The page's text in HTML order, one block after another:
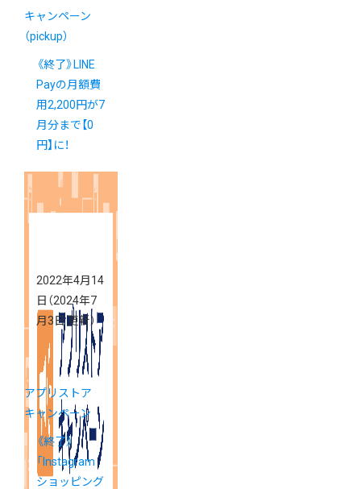
キャンペーン
（pickup）
《終了》LINE
Payの月額費
用2,200円が7
月分まで【0
円】に！
2022年4月14
日 （2024年7
月3日 更新）
アプリストア
キャンペーン
《終了》
「Instagram
ショッピング